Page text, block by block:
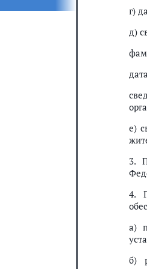
г)
д)
е)
3.
4.
а)
б)